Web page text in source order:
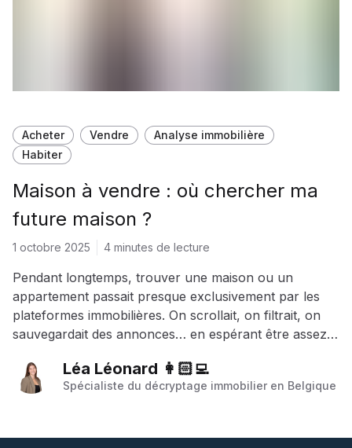
Acheter Vendre
Analyse immobilière
Habiter
Maison à vendre : où chercher ma
future maison ?
1 octobre 2025 4 minutes de lecture
Pendant longtemps, trouver une maison ou un
appartement passait presque exclusivement par les
plateformes immobilières. On scrollait, on filtrait, on
sauvegardait des annonces… en espérant être assez
Léa Léonard 👩🏻‍💻
Spécialiste du décryptage immobilier en Belgique